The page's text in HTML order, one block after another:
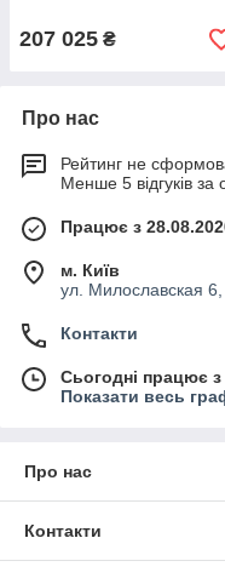
207 025 ₴
Про нас
Рейтинг не
Менше 5 відгуків за
Працює з
м. Київ
ул. Милославская
Контакти
Сьогодні працює
Показати весь
Про нас
Контакти